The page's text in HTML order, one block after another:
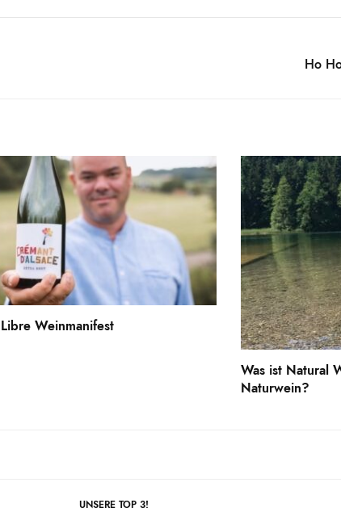
Ho
Weinmanifest
Was ist Natural
Naturwein?
UNSERE TOP 3!